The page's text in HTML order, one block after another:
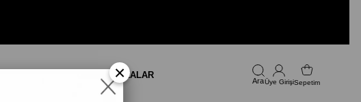
MARKALAR
Üye GirişiSepetim
×